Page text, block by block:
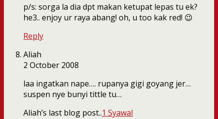
p/s: sorga la dia dpt makan ketupat lepas tu ek?
he3.. enjoy ur raya abang! oh, u too kak red! 😉
Reply
Aliah
2 October 2008
laa ingatkan nape…. rupanya gigi goyang jer…
suspen nye bunyi tittle tu…
Aliah’s last blog post..1 Syawal